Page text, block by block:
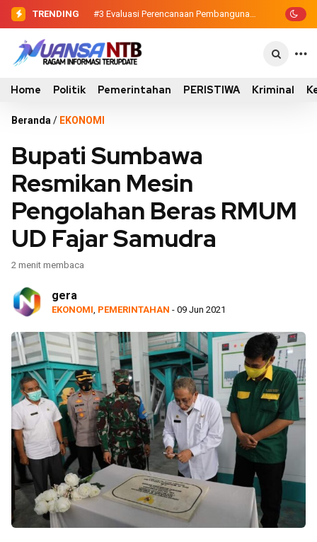
TRENDING #3 Evaluasi Perencanaan Pembangunan
2026, Pemkab Sumbawa Luncurkan
Home Politik Pemerintahan PERISTIWA Kriminal
Beranda / EKONOMI
Bupati Sumbawa
Resmikan Mesin
Pengolahan Beras RMUM
UD Fajar Samudra
2 menit membaca
gera
EKONOMI PEMERINTAHAN - 09 Jun 2021